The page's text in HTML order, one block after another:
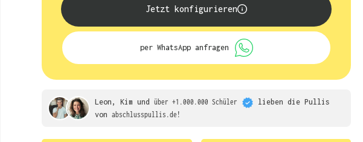
Jetzt konfigurieren
per WhatsApp anfragen
Leon, Kim und über +1.000.000 Schüler lieben die Pullis
von abschlusspullis.de!